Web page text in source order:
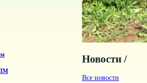
Новости /
Все новости